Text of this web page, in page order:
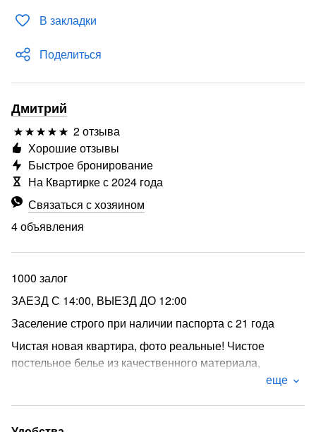
В закладки
Поделиться
Дмитрий
2 отзыва
Связаться с хозяином
4 объявления
Хорошие отзывы
Быстрое бронирование
На Квартирке с 2024 года
1000 залог
ЗАЕЗД С 14:00, ВЫЕЗД ДО 12:00
Заселение строго при наличии паспорта с 21 года
Чистая новая квартира, фото реальные! Чистое
постельное белье из качественного материала,
Сдается посуточно светлая современная квартира-
еще